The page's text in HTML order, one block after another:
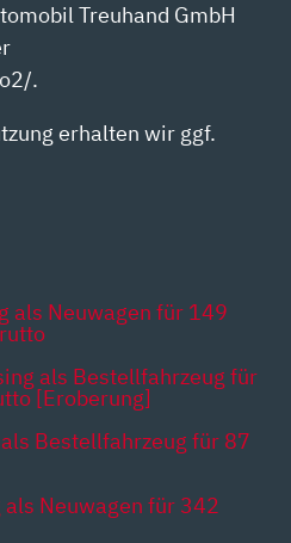
Treuhand GmbH
.
erhalten wir ggf.
als Neuwagen für 149
als Bestellfahrzeug für
[Eroberung]
Bestellfahrzeug für 87
als Neuwagen für 342